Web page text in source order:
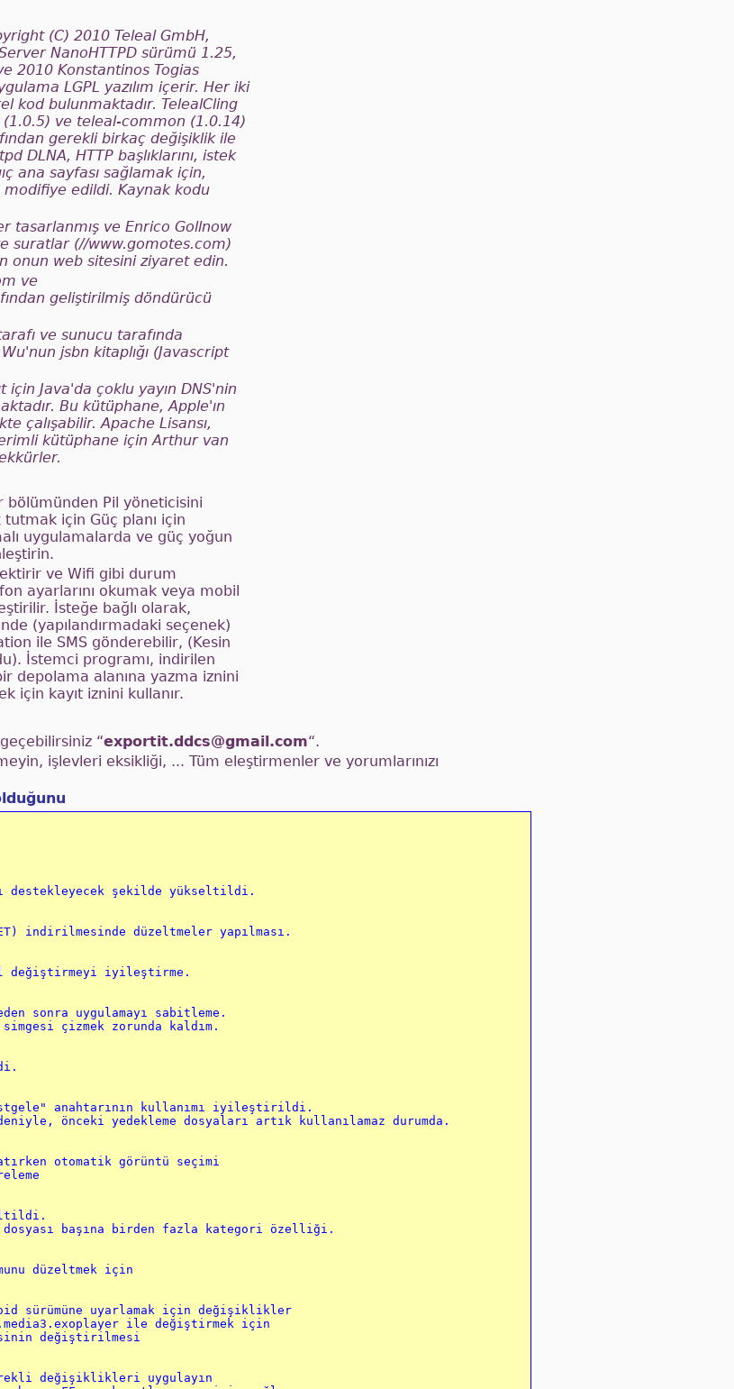
(C) 2010 Teleal GmbH,
NanoHTTPD sürümü 1.25,
2010 Konstantinos Togias
LGPL yazılım içerir. Her iki
kod bulunmaktadır. TelealCling
ve teleal-common (1.0.14)
gerekli birkaç değişiklik ile
DLNA, HTTP başlıklarını, istek
​​ana sayfası sağlamak için,
modifiye edildi. Kaynak kodu
tasarlanmış ve Enrico Gollnow
suratlar (//www.gomotes.com)
onun web sitesini ziyaret edin.
ve
geliştirilmiş döndürücü
ve sunucu tarafında
jsbn kitaplığı (Javascript
Java'da çoklu yayın DNS'nin
Bu kütüphane, Apple'ın
çalışabilir. Apache Lisansı,
kütüphane için Arthur van
bölümünden Pil yöneticisini
tutmak için Güç planı için
uygulamalarda ve güç yoğun
ve Wifi gibi durum
ayarlarını okumak veya mobil
İsteğe bağlı olarak,
(yapılandırmadaki seçenek)
ile SMS gönderebilir, (Kesin
İstemci programı, indirilen
depolama alanına yazma iznini
için kayıt iznini kullanır.
“exportit.ddcs@gmail.com“.
işlevleri eksikliği, ... Tüm eleştirmenler ve yorumlarınızı
destekleyecek şekilde yükseltildi.
indirilmesinde düzeltmeler yapılması.
değiştirmeyi iyileştirme.
sonra uygulamayı sabitleme.
çizmek zorunda kaldım.
anahtarının kullanımı iyileştirildi.
önceki yedekleme dosyaları artık kullanılamaz durumda.
otomatik görüntü seçimi
dosyası başına birden fazla kategori özelliği.
düzeltmek için
sürümüne uyarlamak için değişiklikler
ile değiştirmek için
değiştirilmesi
değişiklikleri uygulayın